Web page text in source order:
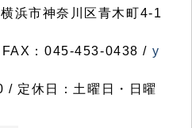
浜市神奈川区青木町4-1
：045-453-0438 / y
定休日：土曜日・日曜